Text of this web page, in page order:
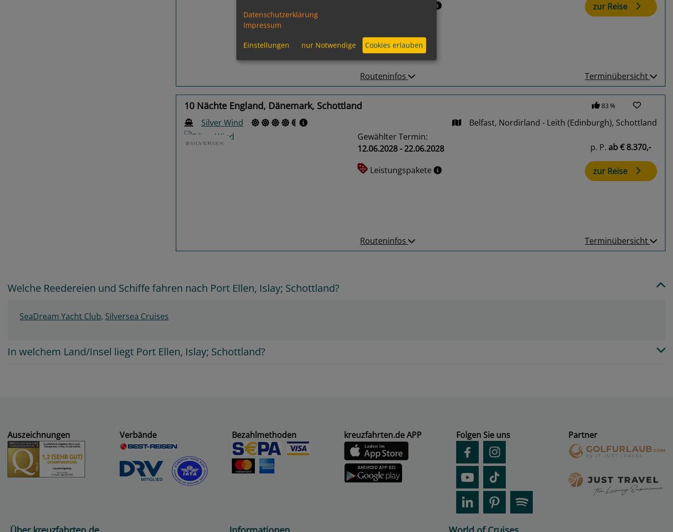
zur Reise
Routeninfos Terminübersicht
10 Nächte England, Dänemark, Schottland 83 %
Silver Wind Belfast, Nordirland - Leith (Edinburgh), Schottland
Gewählter Termin:
12.06.2028 - 22.06.2028
Leistungspakete
p. P. ab€ 8.370,-
zur Reise
Routeninfos Terminübersicht
Welche Reedereien und Schiffe fahren nach Port Ellen, Islay; Schottland?
SeaDream Yacht Club, Silversea Cruises
In welchem Land/Insel liegt Port Ellen, Islay; Schottland?
Auszeichnungen Verbände Bezahlmethoden kreuzfahrten.de APP Folgen Sie uns Partner
Datenschutzerklärung
Impressum
Einstellungen nur Notwendige Cookies erlauben